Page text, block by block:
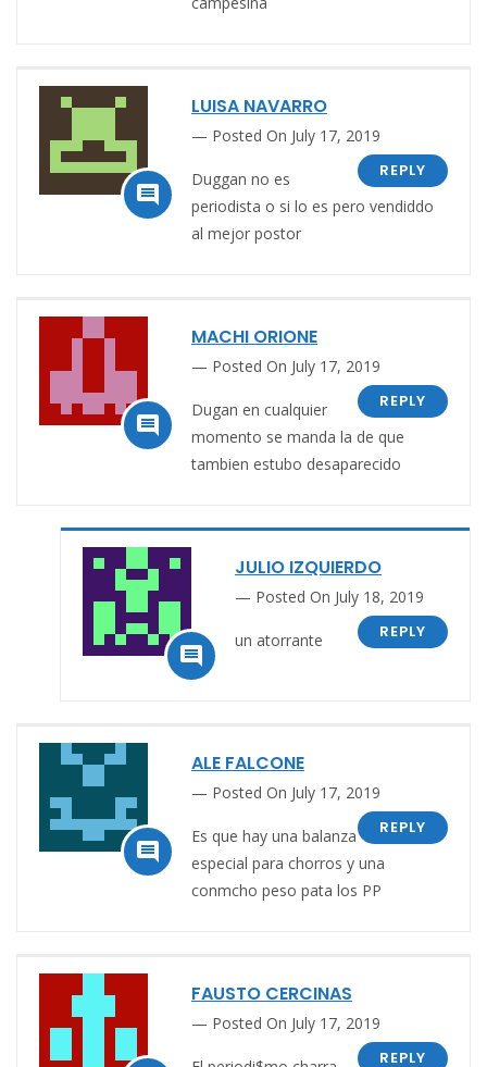

LUISA NAVARRO
Posted On July 17, 2019
REPLY
Duggan no es
periodista o si lo es pero vendiddo
al mejor postor

MACHI ORIONE
Posted On July 17, 2019
REPLY
Dugan en cualquier
momento se manda la de que
tambien estubo desaparecido

JULIO IZQUIERDO
Posted On July 18, 2019
REPLY
un atorrante

ALE FALCONE
Posted On July 17, 2019
REPLY
Es que hay una balanza
especial para chorros y una
conmcho peso pata los PP
FAUSTO CERCINAS
Posted On July 17, 2019
REPLY